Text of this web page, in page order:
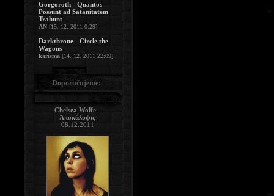
Gorgoroth - Quantos
Possunt ad Satanitatem
Trahunt
AN [15. 12. 2011 0:29]
Darkthrone - Circle the
Wagons
karisma [14. 12. 2011 22:09]
Doporučujeme:
Chelsea Wolfe -
Ἀποκάλυψις
08.12.2011